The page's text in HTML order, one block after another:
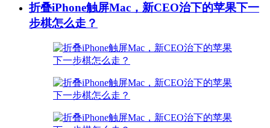
折叠iPhone触屏Mac，新CEO治下的苹果下一
步棋怎么走？